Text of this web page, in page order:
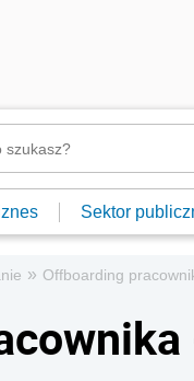
Sektor
» Offboarding